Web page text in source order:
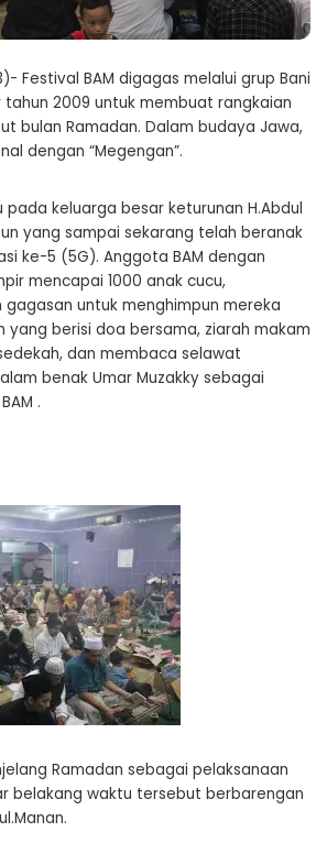
Festival BAM digagas melalui grup Bani
tahun 2009 untuk membuat rangkaian
bulan Ramadan. Dalam budaya Jawa,
dengan “Megengan”.
pada keluarga besar keturunan H.Abdul
yang sampai sekarang telah beranak
ke-5 (5G). Anggota BAM dengan
mencapai 1000 anak cucu,
untuk menghimpun mereka
yang berisi doa bersama, ziarah makam
dan membaca selawat
benak Umar Muzakky sebagai
.
Ramadan sebagai pelaksanaan
belakang waktu tersebut berbarengan